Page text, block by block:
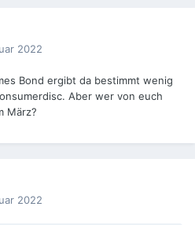
2022
Bond ergibt da bestimmt wenig
Aber wer von euch
März?
2022